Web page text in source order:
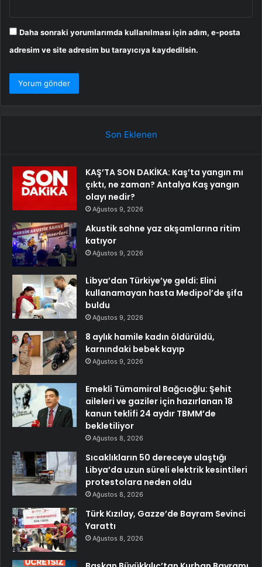
Daha sonraki yorumlarımda kullanılması için adım, e-posta
adresim ve site adresim bu tarayıcıya kaydedilsin.
Son Eklenen
KAŞ’TA SON DAKİKA: Kaş’ta yangın mı
çıktı, ne zaman? Antalya Kaş yangın
olayı nedir?
Ağustos 9, 2026
Akustik sahne yaz akşamlarına ritim
katıyor
Ağustos 9, 2026
Libya’dan Türkiye’ye geldi: Elini
kullanamayan hasta Medipol’de şifa
buldu
Ağustos 9, 2026
8 aylık hamile kadın öldürüldü,
karnındaki bebek kayıp
Ağustos 9, 2026
Emekli Tümamiral Bağcıoğlu: Şehit
aileleri ve gaziler için hazırlanan 18
kanun teklifi 24 aydır TBMM’de
bekletiliyor
Ağustos 8, 2026
Sıcaklıkların 50 dereceye ulaştığı
Libya’da uzun süreli elektrik kesintileri
protestolara neden oldu
Ağustos 8, 2026
Türk Kızılay, Gazze’de Bayram Sevinci
Yarattı
Ağustos 8, 2026